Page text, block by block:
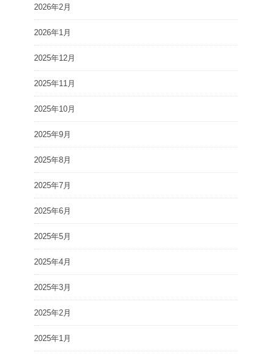
2026年2月
2026年1月
2025年12月
2025年11月
2025年10月
2025年9月
2025年8月
2025年7月
2025年6月
2025年5月
2025年4月
2025年3月
2025年2月
2025年1月